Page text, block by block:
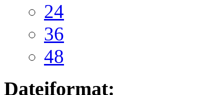
24
36
48
Dateiformat: